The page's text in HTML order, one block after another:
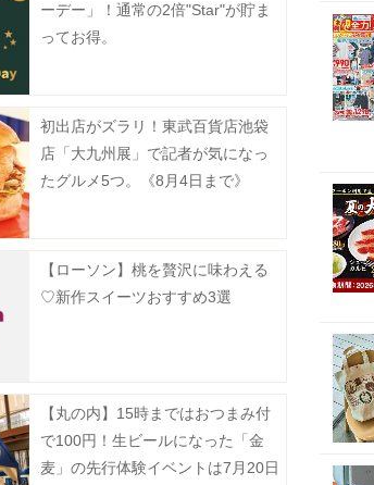
ーデー」！通常の2倍"Star"が貯ま
ってお得。
初出店がズラリ！東武百貨店池袋
店「大九州展」で記者が気になっ
たグルメ5つ。《8月4日まで》
【ローソン】桃を贅沢に味わえる
♡新作スイーツおすすめ3選
【丸の内】15時まではおつまみ付
で100円！生ビールになった「金
麦」の先行体験イベントは7月20日